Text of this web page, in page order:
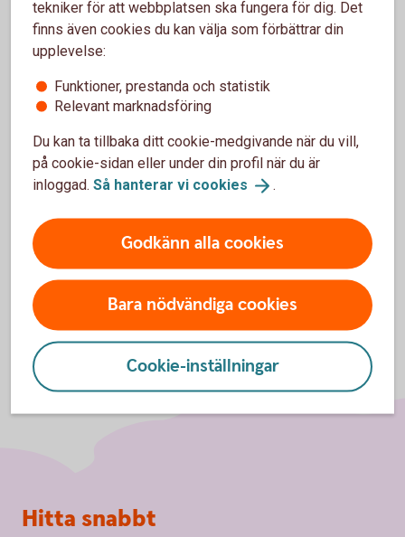
Insättningsuppgift iinternetbanken
godkänna cookies för Funktioner, prestanda
och statistik.
Inställningar för cookies
tekniker för att webbplatsen ska fungera för dig. Det
finns även cookies du kan välja som förbättrar din
upplevelse:
Funktioner, prestanda och statistik
Relevant marknadsföring
Du kan ta tillbaka ditt cookie-medgivande när du vill,
på cookie-sidan eller under din profil när du är
inloggad. Så hanterar vi cookies .
Godkänn alla cookies
Bara nödvändiga cookies
Cookie-inställningar
Sidfot
Hitta snabbt